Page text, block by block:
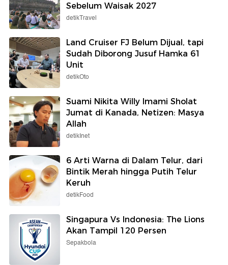
Sebelum Waisak 2027
detikTravel
Land Cruiser FJ Belum Dijual, tapi
Sudah Diborong Jusuf Hamka 61
Unit
detikOto
Suami Nikita Willy Imami Sholat
Jumat di Kanada, Netizen: Masya
Allah
detikInet
6 Arti Warna di Dalam Telur, dari
Bintik Merah hingga Putih Telur
Keruh
detikFood
Singapura Vs Indonesia: The Lions
Akan Tampil 120 Persen
Sepakbola